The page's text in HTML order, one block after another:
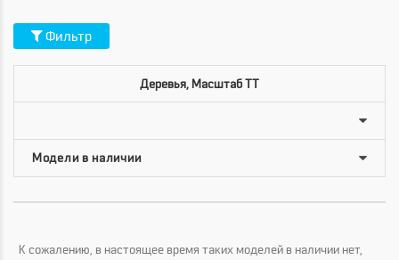
Фильтр
Деревья, Масштаб TT
К сожалению, в настоящее время таких моделей в наличии нет,